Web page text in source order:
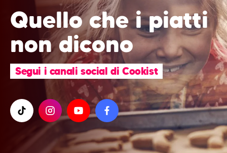
Quello che i piatti
non dicono
Segui i canali social di Cookist